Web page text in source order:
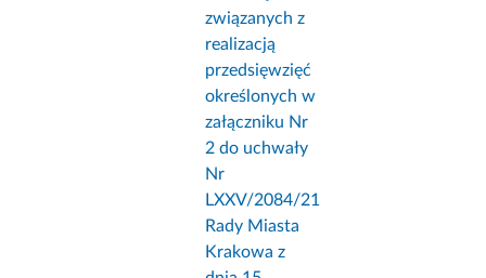
związanych z
realizacją
przedsięwzięć
określonych w
załączniku Nr
2 do uchwały
Nr
LXXV/2084/21
Rady Miasta
Krakowa z